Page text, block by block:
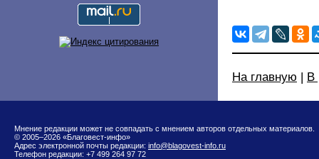
На главную | В
Мнение редакции может не совпадать с мнением авторов отдельных материалов.
© 2005–2026 «Благовест-инфо»
Адрес электронной почты редакции: info@blagovest-info.ru
Телефон редакции: +7 499 264 97 72